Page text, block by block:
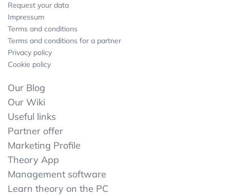
Request your data
Impressum
Terms and conditions
Terms and conditions for a partner
Privacy policy
Cookie policy
Our Blog
Our Wiki
Useful links
Partner offer
Marketing Profile
Theory App
Management software
Learn theory on the PC